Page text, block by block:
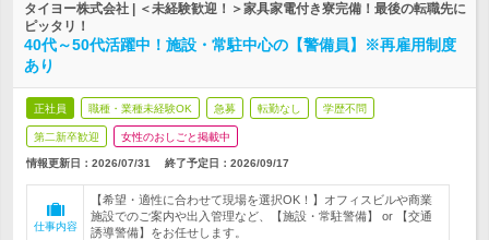
タイヨー株式会社 | ＜未経験歓迎！＞家具家電付き寮完備！最後の転職先に
ピッタリ！
40代～50代活躍中！施設・常駐中心の【警備員】※再雇用制度
あり
正社員 職種・業種未経験OK 急募 転勤なし 学歴不問
第二新卒歓迎 女性のおしごと掲載中
情報更新日：2026/07/31 終了予定日： 2026/09/17
仕事内容
【希望・適性に合わせて現場を選択OK！】オフィスビルや商業
施設でのご案内や出入管理など、【施設・常駐警備】 or 【交通
誘導警備】をお任せします。